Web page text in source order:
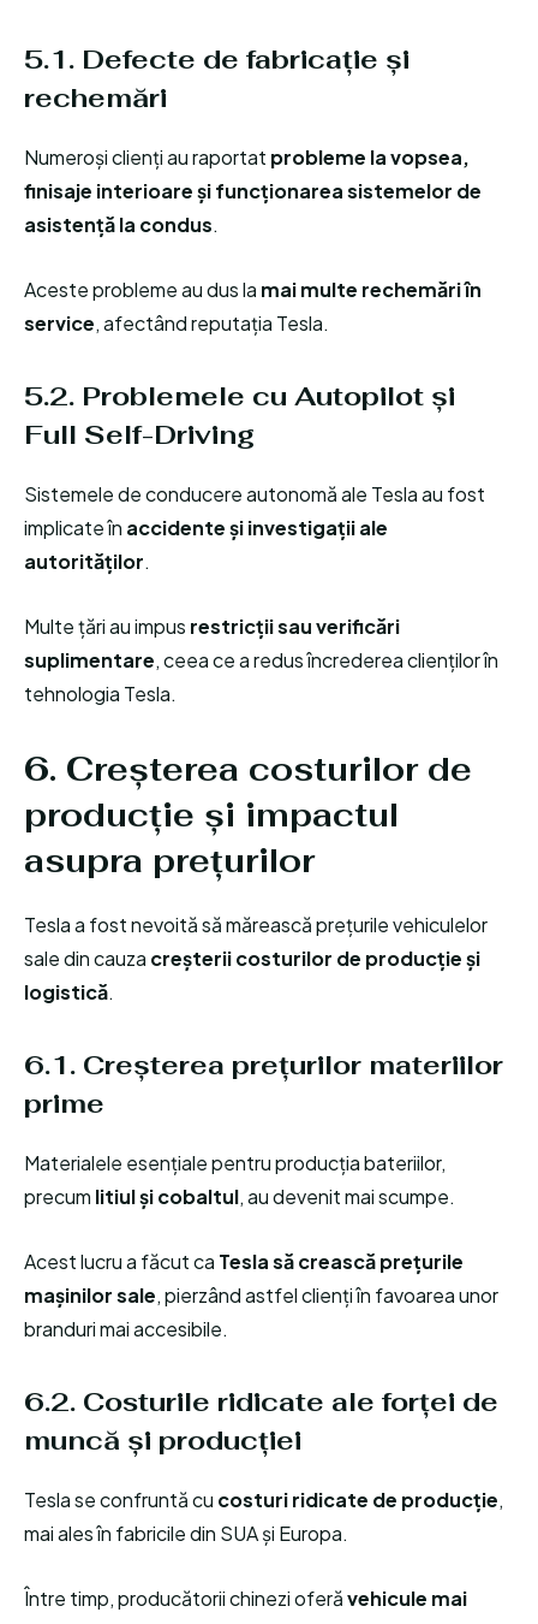
5.1. Defecte de fabricație și
rechemări
Numeroși clienți au raportat probleme la vopsea,
finisaje interioare și funcționarea sistemelor de
asistență la condus.
Aceste probleme au dus la mai multe rechemări în
service, afectând reputația Tesla.
5.2. Problemele cu Autopilot și
Full Self-Driving
Sistemele de conducere autonomă ale Tesla au fost
implicate în accidente și investigații ale
autorităților.
Multe țări au impus restricții sau verificări
suplimentare, ceea ce a redus încrederea clienților în
tehnologia Tesla.
6. Creșterea costurilor de
producție și impactul
asupra prețurilor
Tesla a fost nevoită să mărească prețurile vehiculelor
sale din cauza creșterii costurilor de producție și
logistică.
6.1. Creșterea prețurilor materiilor
prime
Materialele esențiale pentru producția bateriilor,
precum litiul și cobaltul, au devenit mai scumpe.
Acest lucru a făcut ca Tesla să crească prețurile
mașinilor sale, pierzând astfel clienți în favoarea unor
branduri mai accesibile.
6.2. Costurile ridicate ale forței de
muncă și producției
Tesla se confruntă cu costuri ridicate de producție,
mai ales în fabricile din SUA și Europa.
Între timp, producătorii chinezi oferăvehicule mai